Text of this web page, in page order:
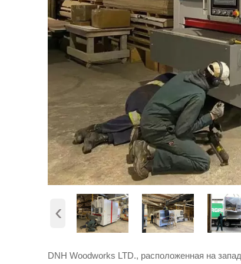
‹
DNH Woodworks LTD., расположенная на